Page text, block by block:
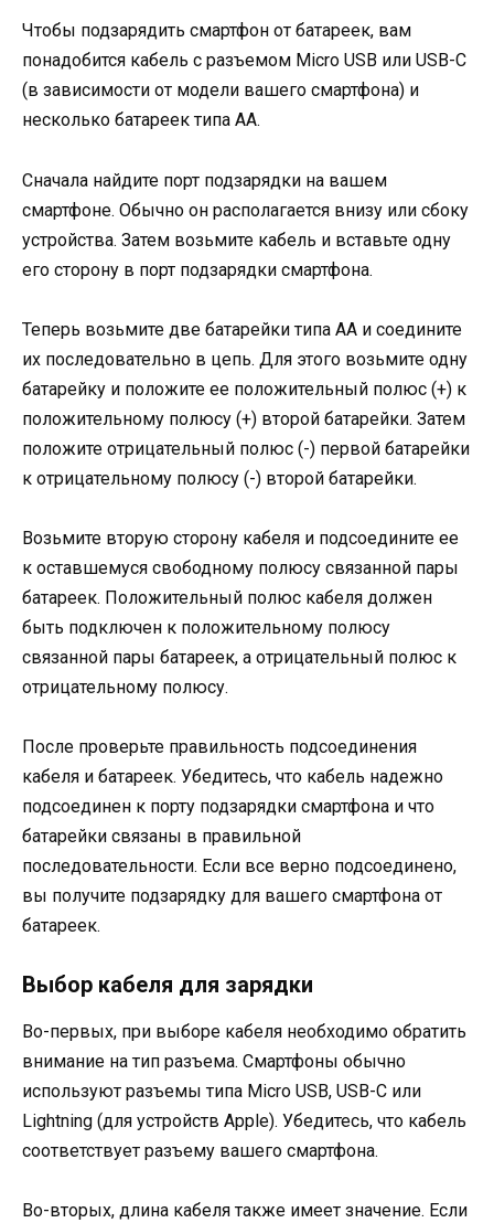
Чтобы подзарядить смартфон от батареек, вам
понадобится кабель с разъемом Micro USB или USB-C
(в зависимости от модели вашего смартфона) и
несколько батареек типа АА.
Сначала найдите порт подзарядки на вашем
смартфоне. Обычно он располагается внизу или сбоку
устройства. Затем возьмите кабель и вставьте одну
его сторону в порт подзарядки смартфона.
Теперь возьмите две батарейки типа АА и соедините
их последовательно в цепь. Для этого возьмите одну
батарейку и положите ее положительный полюс (+) к
положительному полюсу (+) второй батарейки. Затем
положите отрицательный полюс (-) первой батарейки
к отрицательному полюсу (-) второй батарейки.
Возьмите вторую сторону кабеля и подсоедините ее
к оставшемуся свободному полюсу связанной пары
батареек. Положительный полюс кабеля должен
быть подключен к положительному полюсу
связанной пары батареек, а отрицательный полюс к
отрицательному полюсу.
После проверьте правильность подсоединения
кабеля и батареек. Убедитесь, что кабель надежно
подсоединен к порту подзарядки смартфона и что
батарейки связаны в правильной
последовательности. Если все верно подсоединено,
вы получите подзарядку для вашего смартфона от
батареек.
Выбор кабеля для зарядки
Во-первых, при выборе кабеля необходимо обратить
внимание на тип разъема. Смартфоны обычно
используют разъемы типа Micro USB, USB-C или
Lightning (для устройств Apple). Убедитесь, что кабель
соответствует разъему вашего смартфона.
Во-вторых, длина кабеля также имеет значение. Если